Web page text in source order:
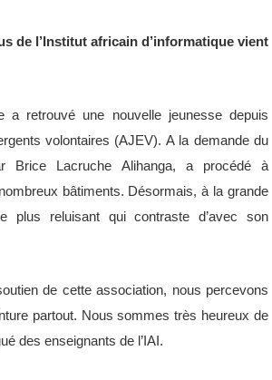
de l’Institut africain d’informatique vient
a retrouvé une nouvelle jeunesse depuis
volontaires (AJEV). A la demande du
Brice Lacruche Alihanga, a procédé à
bâtiments. Désormais, à la grande
plus reluisant qui contraste d’avec son
de cette association, nous percevons
partout. Nous sommes très heureux de
des enseignants de l’IAI.